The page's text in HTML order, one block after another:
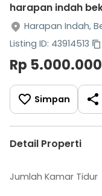
harapan indah
Harapan Indah,
Listing ID: 43914513
Rp
Simpan
Detail Properti
Jumlah Kamar Tidur